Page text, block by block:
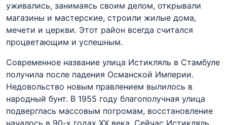
уживались, занимаясь своим делом, открывали
магазины и мастерские, строили жилые дома,
мечети и церкви. Этот район всегда считался
процветающим и успешным.
Современное название улица Истикляль в Стамбуле
получила после падения Османской Империи.
Недовольство новым правлением вылилось в
народный бунт. В 1955 году благополучная улица
подверглась массовым погромам, восстановление
началось в 90-х годах XX века. Сейчас Истикляль